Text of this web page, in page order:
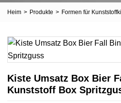
Heim > Produkte > Formen für
Kiste Umsatz Box Bier
Kunststoff Box